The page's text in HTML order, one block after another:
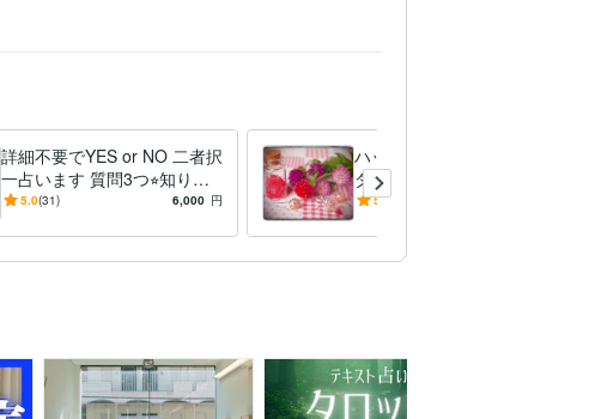
詳細不要でYES or NO 二者択
一占います 質問3つ⭐︎知りた
いと強く願うあなたをサポー
5.0(31) 6,000 円
ハッキリとしたい5つの質問
ダウジングで占います ちょ
っとしたことから深刻なこと
5.0